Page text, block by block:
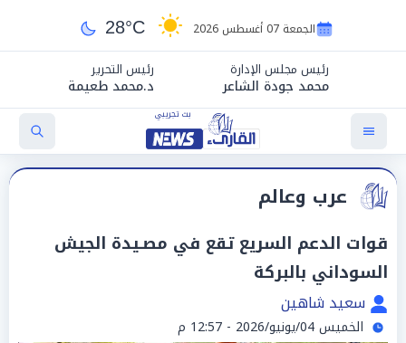
الجمعة 07 أغسطس 2026 28°C
رئيس مجلس الإدارة
محمد جودة الشاعر
رئيس التحرير
د.محمد طعيمة
عرب وعالم
قوات الدعم السريع تقع في مصـيدة الجيش
السوداني بالبركة
سعيد شاهين
الخميس 04/يونيو/2026 - 12:57 م